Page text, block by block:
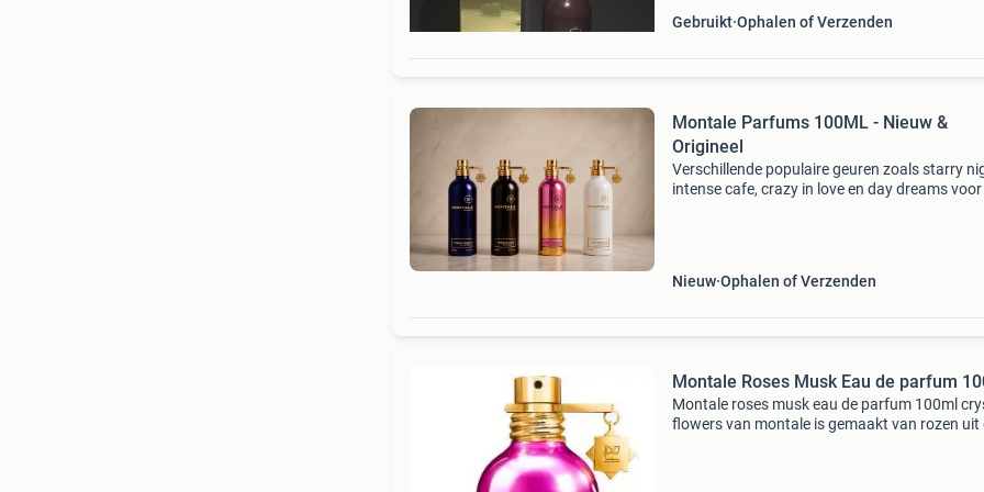
Gebruikt Ophalen of Verzenden
Montale Parfums 100ML - Nieuw &
Origineel
Verschillende populaire geuren zoals starry
intense cafe, crazy in love en day dreams
Nieuw Ophalen of Verzenden
Montale Roses Musk Eau de parfum
Montale roses musk eau de parfum 100ml
flowers van montale is gemaakt van rozen uit